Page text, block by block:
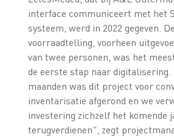
interface communiceert met het
systeem, werd in 2022 gegeven.
voorraadtelling, voorheen
van twee personen, was het
de eerste stap naar
maanden was dit project voor
inventarisatie afgerond en we
investering zichzelf het komende
terugverdienen", zegt